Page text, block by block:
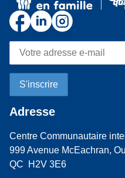
Adresse
Centre Communautaire
999 Avenue McEachran,
QC H2V 3E6